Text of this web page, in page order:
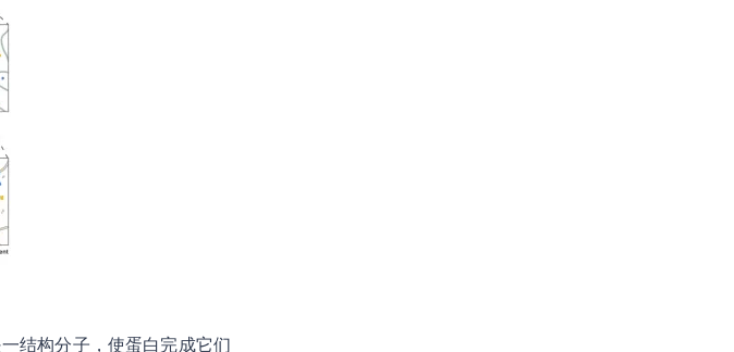
结构分子，使蛋白完成它们